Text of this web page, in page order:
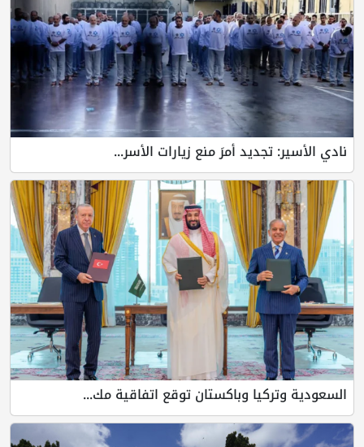
نادي الأسير: تجديد أمرَ منع زيارات الأسر...
السعودية وتركيا وباكستان توقع اتفاقية مك...